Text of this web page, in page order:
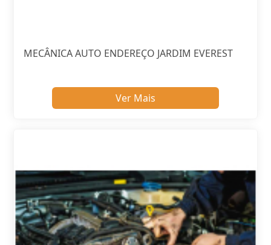
MECÂNICA AUTO ENDEREÇO JARDIM EVEREST
Ver Mais